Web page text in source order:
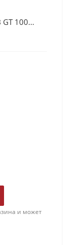
100...
и может